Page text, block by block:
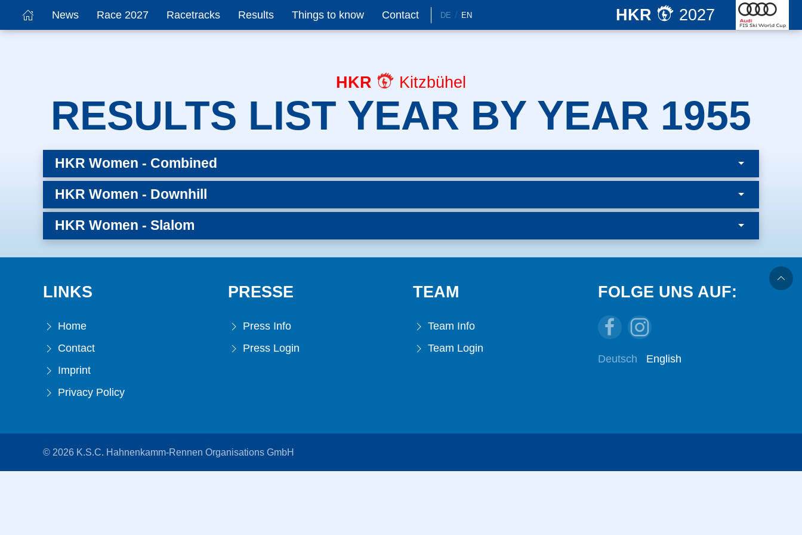
News Race 2027 Racetracks Results Things to know Contact DE EN HKR 2027
HKR Kitzbühel
RESULTS LIST YEAR BY YEAR 1955
HKR Women - Combined
HKR Women - Downhill
HKR Women - Slalom
LINKS
Home
Contact
Imprint
Privacy Policy
PRESSE
Press Info
Press Login
TEAM
Team Info
Team Login
FOLGE UNS AUF:
Deutsch English
© 2026 K.S.C. Hahnenkamm-Rennen Organisations GmbH